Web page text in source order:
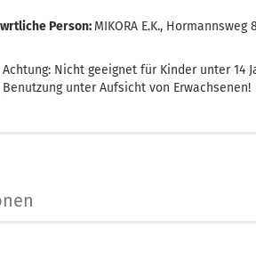
Person: MIKORA E.K.,
Achtung: Nicht geeignet für Kinder unter 14
Benutzung unter Aufsicht von Erwachsenen!